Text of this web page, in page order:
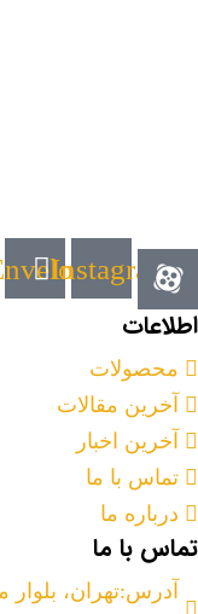
Instagram
اطلاعات
محصولات
آخرین مقالات
آخرین اخبار
تماس با ما
درباره ما
تماس با ما
آدرس:تهران، بلوار